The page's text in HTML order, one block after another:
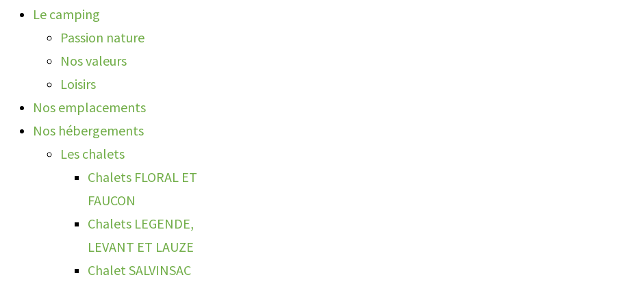
Le camping
Passion nature
Nos valeurs
Loisirs
Nos emplacements
Nos hébergements
Les chalets
Chalets FLORAL ET
FAUCON
Chalets LEGENDE,
LEVANT ET LAUZE
Chalet SALVINSAC